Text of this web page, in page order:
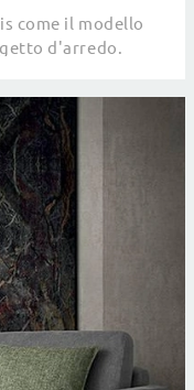
come il modello
d'arredo.